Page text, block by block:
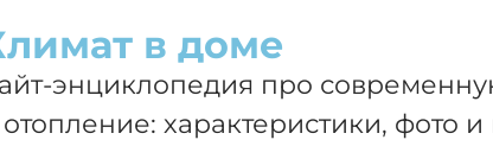
в доме
энциклопедия про
характеристики, фото и